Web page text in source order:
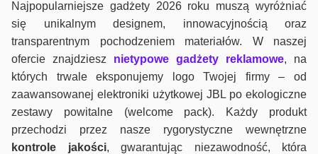
Najpopularniejsze gadżety 2026 roku muszą wyróżniać
się unikalnym designem, innowacyjnością oraz
transparentnym pochodzeniem materiałów. W naszej
ofercie znajdziesz nietypowe gadżety reklamowe, na
których trwale eksponujemy logo Twojej firmy – od
zaawansowanej elektroniki użytkowej JBL po ekologiczne
zestawy powitalne (welcome pack). Każdy produkt
przechodzi przez nasze rygorystyczne wewnętrzne
kontrole jakości, gwarantując niezawodność, która